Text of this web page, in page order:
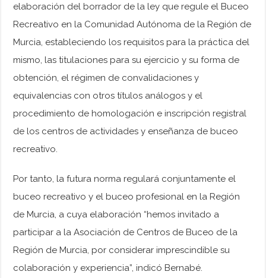
elaboración del borrador de la ley que regule el Buceo
Recreativo en la Comunidad Autónoma de la Región de
Murcia, estableciendo los requisitos para la práctica del
mismo, las titulaciones para su ejercicio y su forma de
obtención, el régimen de convalidaciones y
equivalencias con otros títulos análogos y el
procedimiento de homologación e inscripción registral
de los centros de actividades y enseñanza de buceo
recreativo.
Por tanto, la futura norma regulará conjuntamente el
buceo recreativo y el buceo profesional en la Región
de Murcia, a cuya elaboración “hemos invitado a
participar a la Asociación de Centros de Buceo de la
Región de Murcia, por considerar imprescindible su
colaboración y experiencia”, indicó Bernabé.